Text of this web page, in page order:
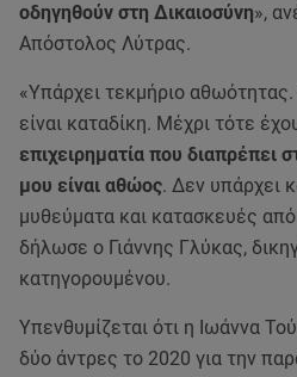
οδηγηθούν στη Δικαιοσύνη»,
Απόστολος Λύτρας.
«Υπάρχει τεκμήριο
είναι καταδίκη. Μέχρι τότε
επιχειρηματία που διαπρέπει
μου είναι αθώος. Δεν υπάρχει
μυθεύματα και κατασκευές
δήλωσε ο Γιάννης Γλύκας,
κατηγορουμένου.
Υπενθυμίζεται ότι η Ιωάννα
δύο άντρες το 2020 για την